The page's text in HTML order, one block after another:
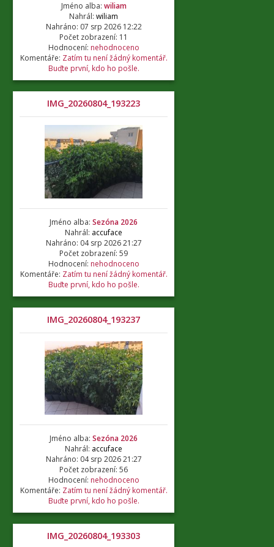
Jméno alba: wiliam
Nahrál: wiliam
Nahráno: 07 srp 2026 12:22
Počet zobrazení: 11
Hodnocení: nehodnoceno
Komentáře: Zatím tu není žádný komentář.
Buďte první, kdo ho pošle.
IMG_20260804_193223
Jméno alba: Sezóna 2026
Nahrál: accuface
Nahráno: 04 srp 2026 21:27
Počet zobrazení: 59
Hodnocení: nehodnoceno
Komentáře: Zatím tu není žádný komentář.
Buďte první, kdo ho pošle.
IMG_20260804_193237
Jméno alba: Sezóna 2026
Nahrál: accuface
Nahráno: 04 srp 2026 21:27
Počet zobrazení: 56
Hodnocení: nehodnoceno
Komentáře: Zatím tu není žádný komentář.
Buďte první, kdo ho pošle.
IMG_20260804_193303